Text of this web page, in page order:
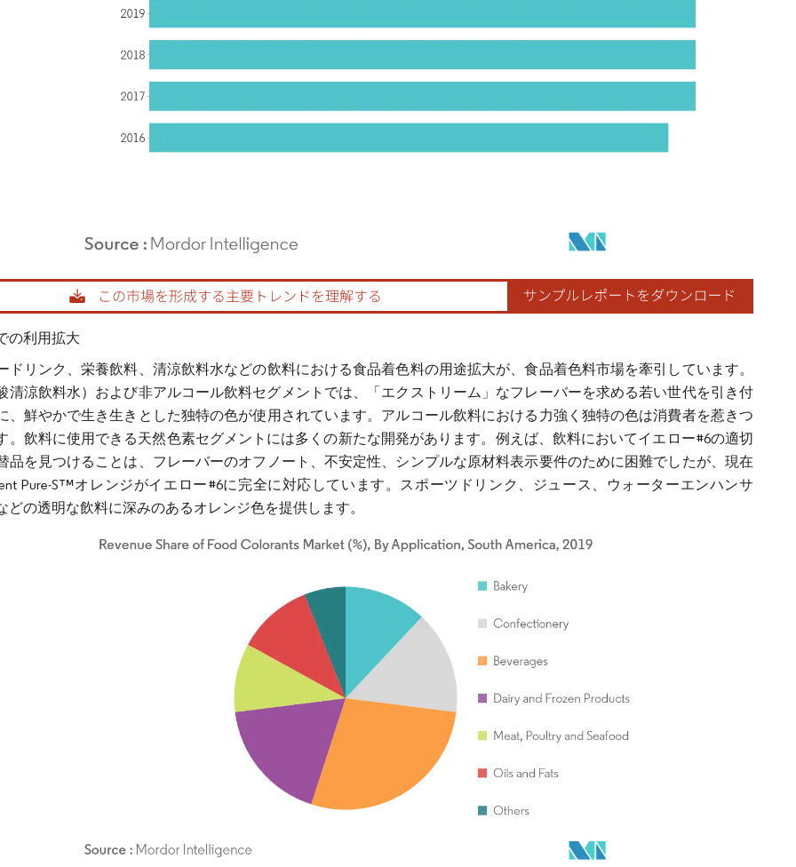
Intelligence。再利用にはCC BY 4.0の表示が必要です。
の利用拡大
ドリンク、栄養飲料、清涼飲料水などの飲料における食品着色料の用途拡大が、食品着色料市場を牽引しています。
清涼飲料水）および非アルコール飲料セグメントでは、「エクストリーム」なフレーバーを求める若い世代を引き付
、鮮やかで生き生きとした独特の色が使用されています。アルコール飲料における力強く独特の色は消費者を惹きつ
。飲料に使用できる天然色素セグメントには多くの新たな開発があります。例えば、飲料においてイエロー#6の適切
品を見つけることは、フレーバーのオフノート、不安定性、シンプルな原材料表示要件のために困難でしたが、現在
Pure-S™オレンジがイエロー#6に完全に対応しています。スポーツドリンク、ジュース、ウォーターエンハンサ
どの透明な飲料に深みのあるオレンジ色を提供します。